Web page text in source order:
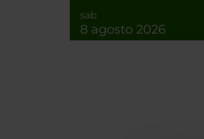
sab
8 agosto 2026